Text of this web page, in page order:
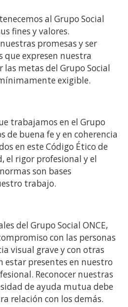
al Grupo Social
fines y valores.
promesas y ser
que expresen nuestra
las metas del Grupo Social
exigible.
trabajamos en el Grupo
de buena fe y en coherencia
en este Código Ético de
el rigor profesional y el
son bases
trabajo.
del Grupo Social ONCE,
con las personas
visual grave y con otras
estar presentes en nuestro
Reconocer nuestras
de ayuda mutua debe
relación con los demás.